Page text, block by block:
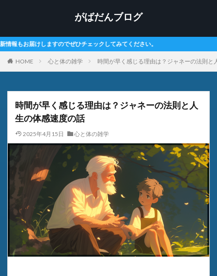
がばだんブログ
みてください。
HOME 心と体の雑学 時間が早く感じる理由は？ジャネーの法則と
時間が早く感じる理由は？ジャネーの法則と人
生の体感速度の話
2025年4月15日 心と体の雑学